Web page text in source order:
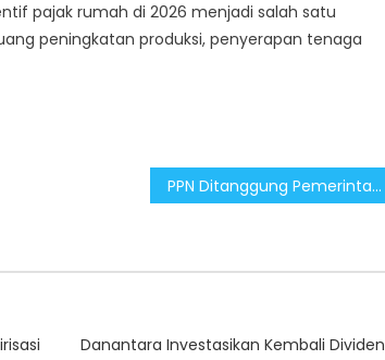
pajak rumah di 2026 menjadi salah satu
peningkatan produksi, penyerapan tenaga
PPN Ditanggung Pemerintah untuk Hunian Baru Jadi Stimulus Kunci Daya Beli Masyarakat
Danantara Investasikan Kembali Dividen